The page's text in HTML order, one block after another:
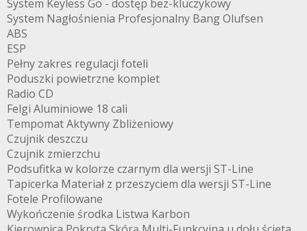
System Keyless Go - dostęp bez-kluczykowy
System Nagłośnienia Profesjonalny Bang Olufsen
ABS
ESP
Pełny zakres regulacji foteli
Poduszki powietrzne komplet
Radio CD
Felgi Aluminiowe 18 cali
Tempomat Aktywny Zbliżeniowy
Czujnik deszczu
Czujnik zmierzchu
Podsufitka w kolorze czarnym dla wersji ST-Line
Tapicerka Materiał z przeszyciem dla wersji ST-Line
Fotele Profilowane
Wykończenie środka Listwa Karbon